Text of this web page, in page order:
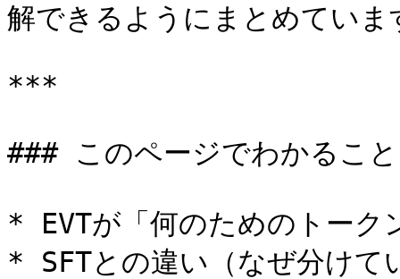
解できるようにまとめていま
***
### このページでわかること
* EVTが「何のためのトーク
* SFTとの違い（なぜ分けて